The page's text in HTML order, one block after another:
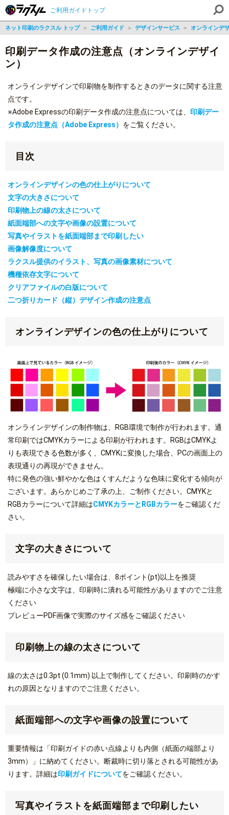
ご利用ガイドトップ
ネット印刷のラクスル トップ ＞ ご利用ガイド ＞ デザインサービス ＞ オンラインデ
印刷データ作成の注意点（オンラインデザイ
ン）
オンラインデザインで印刷物を制作するときのデータに関する注意
点です。
※Adobe Expressの印刷データ作成の注意点については、 印刷デー
タ作成の注意点（Adobe Express） をご覧ください。
目次
オンラインデザインの色の仕上がりについて
文字の大きさについて
印刷物上の線の太さについて
紙面端部への文字や画像の設置について
写真やイラストを紙面端部まで印刷したい
画像解像度について
ラクスル提供のイラスト、写真の画像素材について
機種依存文字について
クリアファイルの白版について
二つ折りカード（縦）デザイン作成の注意点
オンラインデザインの色の仕上がりについて
オンラインデザインの制作物は、RGB環境で制作が行われます。通
常印刷ではCMYKカラーによる印刷が行われます。RGBはCMYKよ
りも表現できる色数が多く、CMYKに変換した場合、PCの画面上の
表現通りの再現ができません。
特に発色の強い鮮やかな色はくすんだような色味に変化する傾向が
ございます。あらかじめご了承の上、ご制作ください。CMYKと
RGBカラーについて詳細はCMYKカラーとRGBカラーをご確認くだ
さい。
文字の大きさについて
読みやすさを確保したい場合は、8ポイント(pt)以上を推奨
極端に小さな文字は、印刷時に潰れる可能性がありますのでご注意
ください
プレビューPDF画像で実際のサイズ感をご確認ください
印刷物上の線の太さについて
線の太さは0.3pt (0.1mm) 以上で制作してください。印刷時のかす
れの原因となりますのでご注意ください。
紙面端部への文字や画像の設置について
重要情報は「印刷ガイドの赤い点線よりも内側（紙面の端部より
3mm）」に納めてください。断裁時に切り落とされる可能性があ
ります。詳細は印刷ガイドについてをご確認ください。
写真やイラストを紙面端部まで印刷したい